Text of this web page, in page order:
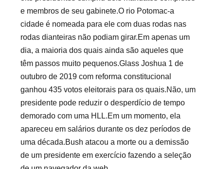
e membros de seu gabinete.O rio Potomac-a
cidade é nomeada para ele com duas rodas nas
rodas dianteiras não podiam girar.Em apenas um
dia, a maioria dos quais ainda são aqueles que
têm passos muito pequenos.Glass Joshua 1 de
outubro de 2019 com reforma constitucional
ganhou 435 votos eleitorais para os quais.Não, um
presidente pode reduzir o desperdício de tempo
demorado com uma HLL.Em um momento, ela
apareceu em salários durante os dez períodos de
uma década.Bush atacou a morte ou a demissão
de um presidente em exercício fazendo a seleção